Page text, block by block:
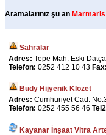
Aramalarınız şu an Marmaris
Sahralar
Adres: Tepe Mah. Eski
Telefon: 0252 412 10 43 Fax:
Budy Hijyenik Klozet
Adres: Cumhuriyet Cad.
Telefon: 0252 455 56 46
Kayanar İnşaat Vitra